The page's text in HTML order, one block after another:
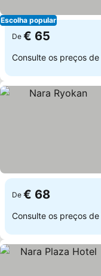
Escolha popular
De € 65
Consulte os preços de
De € 68
Consulte os preços de